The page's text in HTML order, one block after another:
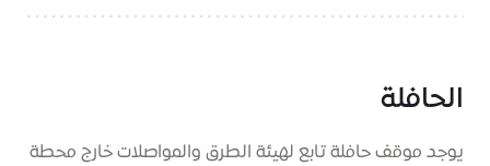
الحافلة
يوجد موقف حافلة تابع لهيئة الطرق والمواصلات خارج محطة